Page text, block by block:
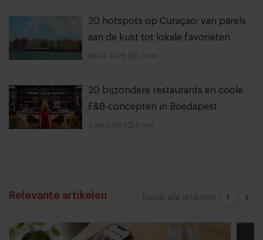
20 hotspots op Curaçao: van parels
aan de kust tot lokale favorieten
24 juli 2026 7 min
20 bijzondere restaurants en coole
F&B-concepten in Boedapest
3 juli 2022 8 min
Bekijk alle artikelen
Relevante artikelen